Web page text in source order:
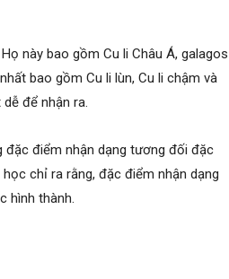
này bao gồm Cu li Châu Á, galagos
bao gồm Cu li lùn, Cu li chậm và
để nhận ra.
điểm nhận dạng tương đối đặc
chỉ ra rằng, đặc điểm nhận dạng
hình thành.